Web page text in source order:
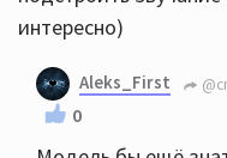
интересно)
Aleks_First
0